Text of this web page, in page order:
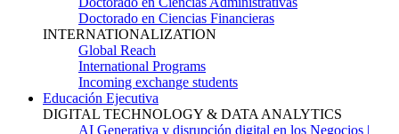
Doctorado en Ciencias Financieras
INTERNATIONALIZATION
Global Reach
International Programs
Incoming exchange students
Educación Ejecutiva
DIGITAL TECHNOLOGY & DATA ANALYTICS
AI Generativa y disrupción digital en los Negocios |